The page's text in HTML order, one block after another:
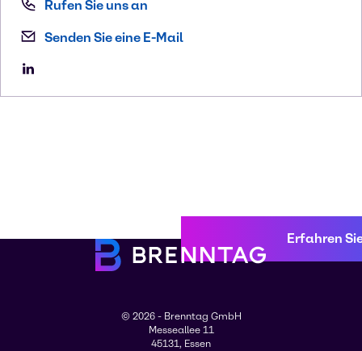
Rufen Sie uns an
Senden Sie eine E-Mail
Erfahren
© 2026 - Brenntag GmbH
Messeallee 11
45131, Essen